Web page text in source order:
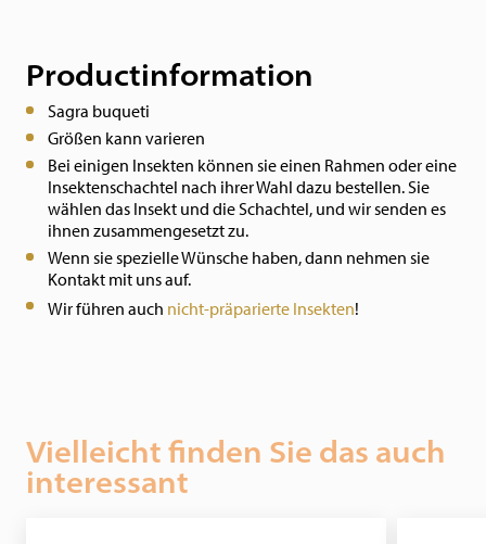
Productinformation
Sagra buqueti
Größen kann varieren
Bei einigen Insekten können sie einen Rahmen oder eine
Insektenschachtel nach ihrer Wahl dazu bestellen. Sie
wählen das Insekt und die Schachtel, und wir senden es
ihnen zusammengesetzt zu.
Wenn sie spezielle Wünsche haben, dann nehmen sie
Kontakt mit uns auf.
Wir führen auch nicht-präparierte Insekten!
Vielleicht finden Sie das auch
interessant